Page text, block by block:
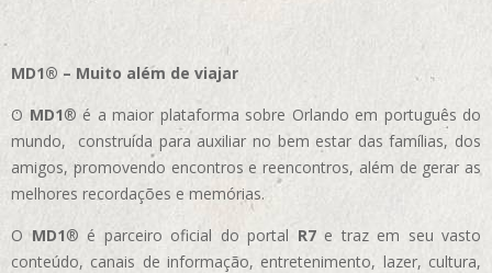
MD1® – Muito além de viajar
O MD1® é a maior plataforma sobre Orlando em português do
mundo, construída para auxiliar no bem estar das famílias, dos
amigos, promovendo encontros e reencontros, além de gerar as
melhores recordações e memórias.
OMD1® é parceiro oficial do portal R7e traz em seu vasto
conteúdo, canais de informação, entretenimento, lazer, cultura,